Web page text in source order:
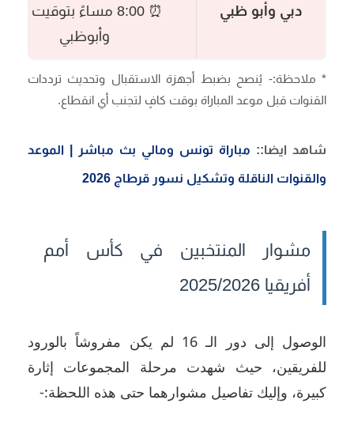
دبي وأبو ظبي ⏰
8:00 مساءً بتوقيت دبي
وأبوظبي
* ملاحظة:- يُنصح بضبط أجهزة الاستقبال وتحديث ترددات
القنوات قبل موعد المباراة بوقت كافٍ لتجنب أي انقطاع.
شاهد ايضا:: مباراة تونس ومالي بث مباشر | الموعد
والقنوات الناقلة وتشكيل نسور قرطاج 2026
مشوار المنتخبين في كأس أمم
أفريقيا 2025/2026
الوصول إلى دور الـ 16 لم يكن مفروشاً بالورود
للفريقين، حيث شهدت مرحلة المجموعات إثارة
كبيرة، وإليك تفاصيل مشوارهما حتى هذه اللحظة:-